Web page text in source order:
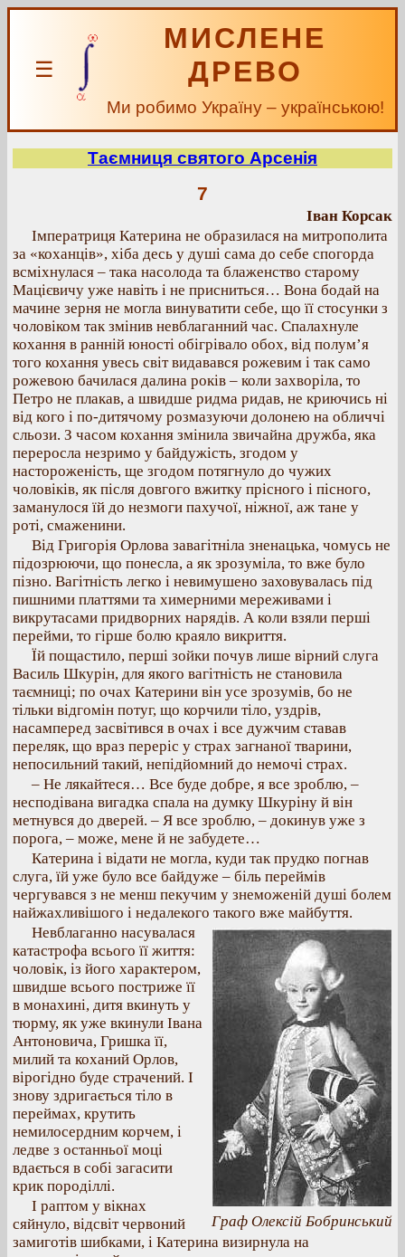
☰
МИСЛЕНЕ
ДРЕВО
Ми робимо Україну – українською!
Таємниця святого Арсенія
7
Іван Корсак
Імператриця Катерина не образилася на митрополита
за «коханців», хіба десь у душі сама до себе спогорда
всміхнулася – така насолода та блаженство старому
Мацієвичу уже навіть і не присниться… Вона бодай на
мачине зерня не могла винуватити себе, що її стосунки з
чоловіком так змінив невблаганний час. Спалахнуле
кохання в ранній юності обігрівало обох, від полум’я
того кохання увесь світ видавався рожевим і так само
рожевою бачилася далина років – коли захворіла, то
Петро не плакав, а швидше ридма ридав, не криючись ні
від кого і по-дитячому розмазуючи долонею на обличчі
сльози. З часом кохання змінила звичайна дружба, яка
переросла незримо у байдужість, згодом у
настороженість, ще згодом потягнуло до чужих
чоловіків, як після довгого вжитку прісного і пісного,
заманулося їй до незмоги пахучої, ніжної, аж тане у
роті, смаженини.
Від Григорія Орлова завагітніла зненацька, чомусь не
підозрюючи, що понесла, а як зрозуміла, то вже було
пізно. Вагітність легко і невимушено заховувалась під
пишними платтями та химерними мереживами і
викрутасами придворних нарядів. А коли взяли перші
перейми, то гірше болю краяло викриття.
Їй пощастило, перші зойки почув лише вірний слуга
Василь Шкурін, для якого вагітність не становила
таємниці; по очах Катерини він усе зрозумів, бо не
тільки відгомін потуг, що корчили тіло, уздрів,
насамперед засвітився в очах і все дужчим ставав
переляк, що враз переріс у страх загнаної тварини,
непосильний такий, непідйомний до немочі страх.
– Не лякайтеся… Все буде добре, я все зроблю, –
несподівана вигадка спала на думку Шкуріну й він
метнувся до дверей. – Я все зроблю, – докинув уже з
порога, – може, мене й не забудете…
Катерина і відати не могла, куди так прудко погнав
слуга, їй уже було все байдуже – біль переймів
чергувався з не менш пекучим у знеможеній душі болем
найжахливішого і недалекого такого вже майбуття.
Граф Олексій Бобринський
Невблаганно насувалася
катастрофа всього її життя:
чоловік, із його характером,
швидше всього постриже її
в монахині, дитя вкинуть у
тюрму, як уже вкинули Івана
Антоновича, Гришка її,
милий та коханий Орлов,
вірогідно буде страчений. І
знову здригається тіло в
переймах, крутить
немилосердним корчем, і
ледве з останньої моці
вдається в собі загасити
крик породіллі.
І раптом у вікнах
сяйнуло, відсвіт червоний
замиготів шибками, і Катерина визирнула на